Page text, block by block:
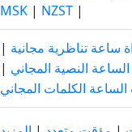
MSK | NZST |
ساعة تناظرية مجانية |
النصية المجاني |
الكلمات المجاني